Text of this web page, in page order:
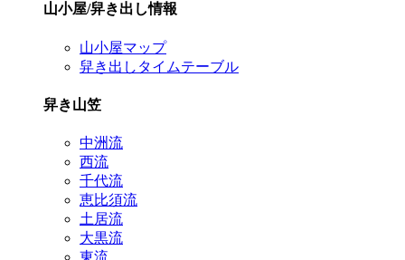
山小屋/舁き出し情報
山小屋マップ
舁き出しタイムテーブル
舁き山笠
中洲流
西流
千代流
恵比須流
土居流
大黒流